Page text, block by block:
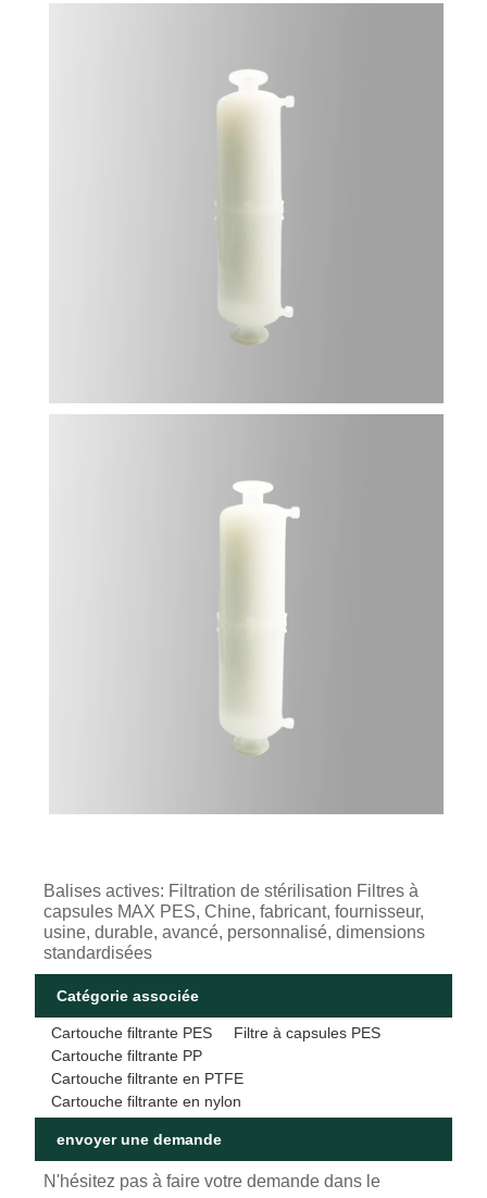
Balises actives: Filtration de stérilisation Filtres à
capsules MAX PES, Chine, fabricant, fournisseur,
usine, durable, avancé, personnalisé, dimensions
standardisées
Catégorie associée
Cartouche filtrante PES
Filtre à capsules PES
Cartouche filtrante PP
Cartouche filtrante en PTFE
Cartouche filtrante en nylon
envoyer une demande
N'hésitez pas à faire votre demande dans le